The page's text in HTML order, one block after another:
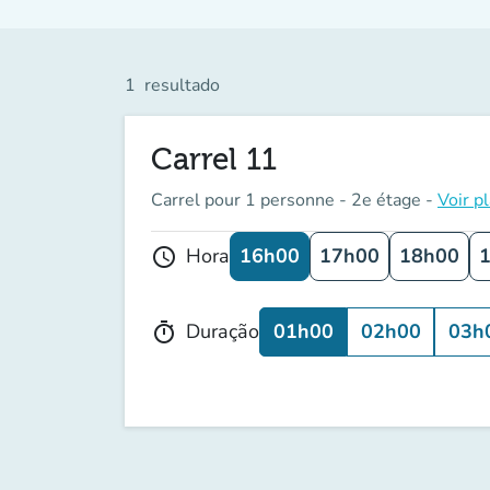
1 resultado
Carrel 11
Carrel pour 1 personne - 2e étage - Voir
schedule Hora 16h00 17h00 18h00
timer Duração 01h00 02h00